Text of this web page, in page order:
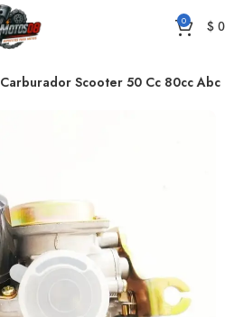
0 $0
Carburador Scooter 50 Cc 80cc Abc